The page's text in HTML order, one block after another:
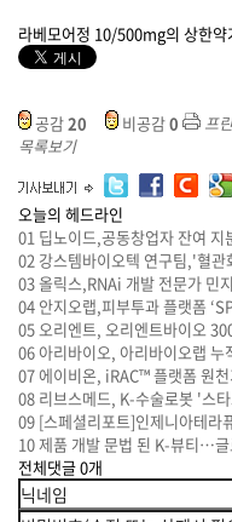
라베모어정 10/500mg의 상한
공감20 비공감0 프
목록보기
오늘의 헤드라인
01 딥노이드,공동창업자 잔여 지
02 강스템바이오텍 연구팀,'혈관
03올릭스,RNAi 개발 전문가 민
04 안지오랩,피부투과 플랫폼
05 오리엔트, 오리엔트바이오
06 아리바이오, 아리바이오랩 누
07 에이비온, iRAC™ 플랫폼 원천
08 리브스메드, K-수술로봇 '스타
09 [스페셜리포트]인제니아테라
10제품 개발 문법 된 K-뷰티…글
전체댓글0개